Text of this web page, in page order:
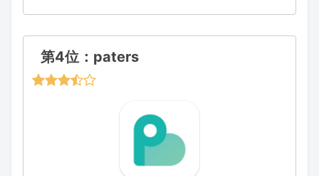
第4位：paters